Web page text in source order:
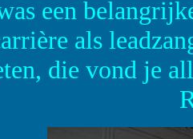
een
als
die vond je